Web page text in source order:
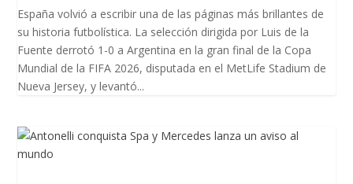
España volvió a escribir una de las páginas más brillantes de
su historia futbolística. La selección dirigida por Luis de la
Fuente derrotó 1-0 a Argentina en la gran final de la Copa
Mundial de la FIFA 2026, disputada en el MetLife Stadium de
Nueva Jersey, y levantó...